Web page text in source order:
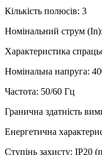
Кількість полюсів: 3
Номінальний струм
Характеристика
Номінальна напруга:
Частота: 50/60 Гц
Гранична здатність
Енергетична
Ступінь захисту: IP20